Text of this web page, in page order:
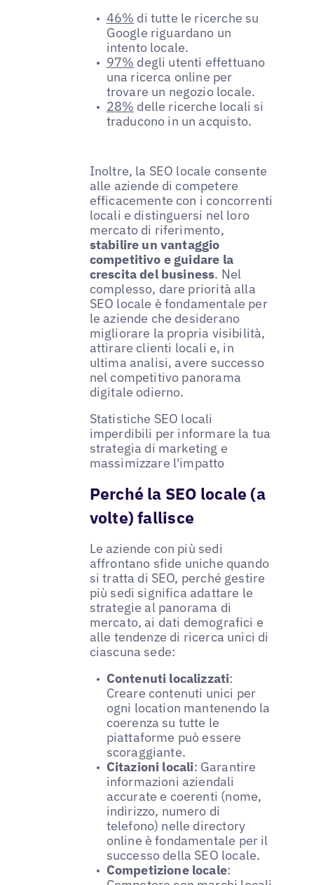
46% di tutte le ricerche su
Google riguardano un
intento locale.
97% degli utenti effettuano
una ricerca online per
trovare un negozio locale.
28% delle ricerche locali si
traducono in un acquisto.
Inoltre, la SEO locale consente
alle aziende di competere
efficacemente con i concorrenti
locali e distinguersi nel loro
mercato di riferimento,
stabilire un vantaggio
competitivo e guidare la
crescita del business. Nel
complesso, dare priorità alla
SEO locale è fondamentale per
le aziende che desiderano
migliorare la propria visibilità,
attirare clienti locali e, in
ultima analisi, avere successo
nel competitivo panorama
digitale odierno.
Statistiche SEO locali
imperdibili per informare la tua
strategia di marketing e
massimizzare l'impatto
Perché la SEO locale (a
volte) fallisce
Le aziende con più sedi
affrontano sfide uniche quando
si tratta di SEO, perché gestire
più sedi significa adattare le
strategie al panorama di
mercato, ai dati demografici e
alle tendenze di ricerca unici di
ciascuna sede:
Contenuti localizzati:
Creare contenuti unici per
ogni location mantenendo la
coerenza su tutte le
piattaforme può essere
scoraggiante.
Citazioni locali: Garantire
informazioni aziendali
accurate e coerenti (nome,
indirizzo, numero di
telefono) nelle directory
online è fondamentale per il
successo della SEO locale.
Competizione locale: